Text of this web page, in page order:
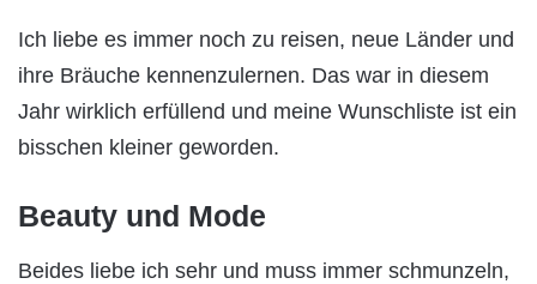
Ich liebe es immer noch zu reisen, neue Länder und
ihre Bräuche kennenzulernen. Das war in diesem
Jahr wirklich erfüllend und meine Wunschliste ist ein
bisschen kleiner geworden.
Beauty und Mode
Beides liebe ich sehr und muss immer schmunzeln,